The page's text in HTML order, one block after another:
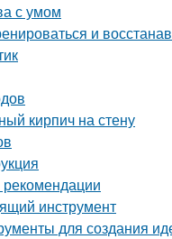
с умом
и
кирпич на стену
инструмент
для создания